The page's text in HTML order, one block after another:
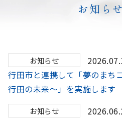
お知ら
お知らせ
行田市と連携して「夢のまち
行田の未来～」を実施します
お知らせ